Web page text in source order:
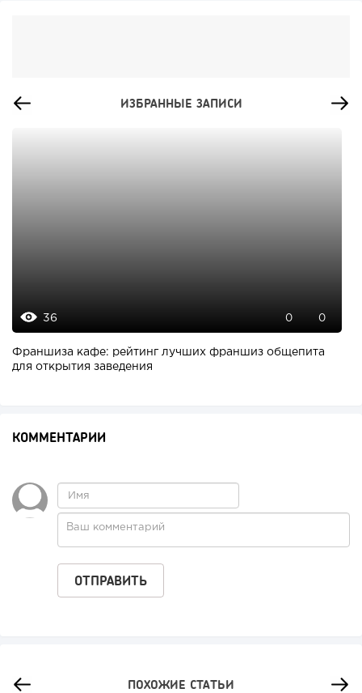
ИЗБРАННЫЕ ЗАПИСИ
36 0 0
Франшиза кафе: рейтинг лучших франшиз общепита
для открытия заведения
КОММЕНТАРИИ
ПОХОЖИЕ СТАТЬИ